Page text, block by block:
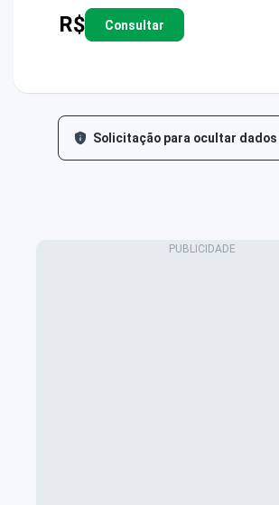
R$ Consultar
Solicitação para ocultar dados